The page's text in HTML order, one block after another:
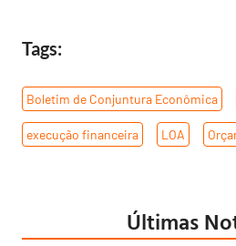
Tags:
Boletim de Conjuntura Econômica
execução financeira LOA
Últimas